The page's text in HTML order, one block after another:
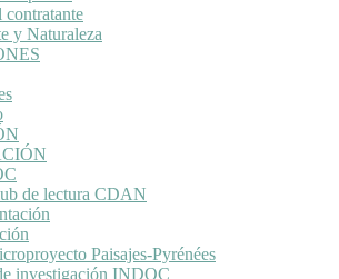
contratante
y Naturaleza
de lectura CDAN
Paisajes-Pyrénées
investigación INDOC